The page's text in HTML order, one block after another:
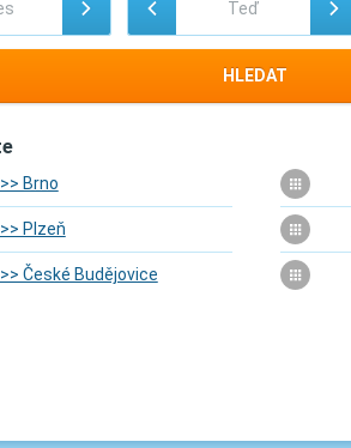
HLEDAT
Brno
Plzeň
České Budějovice